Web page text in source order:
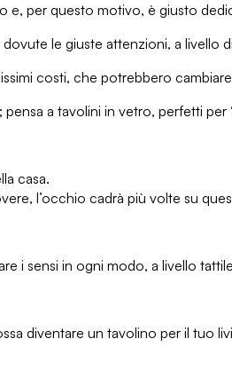
e, per questo motivo, è giusto
le giuste attenzioni, a livello
costi, che potrebbero
a tavolini in vetro, perfetti per
casa.
l’occhio cadrà più volte su
i sensi in ogni modo, a livello
diventare un tavolino per il tuo